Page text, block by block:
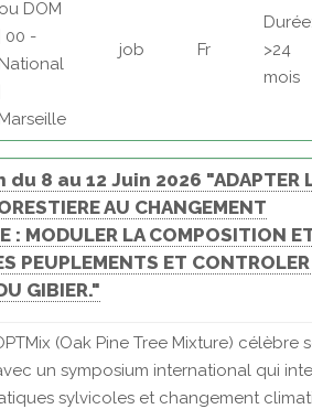
ou DOM
| 00 -
National
Marseille
job Fr
>24
mois
8 au 12 Juin 2026 "ADAPTER
AU CHANGEMENT
: MODULER LA COMPOSITION
PEUPLEMENTS ET
GIBIER."
(Oak Pine Tree Mixture) célèbre
un symposium international qui
sylvicoles et changement